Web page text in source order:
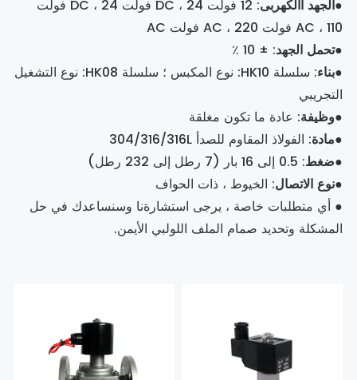
●الجهد االكهربى
: 12 فولت DC ، 24 فولت DC ، 24 فولت
AC ، 110 فولت AC ، 220 فولت AC
●تحمل الجهد: ± 10 ٪
●بناء
: سلسلة HK10: نوع المكبس ؛ سلسلة HK08: نوع التشغيل
التجريبي
●وظيفة: عادة ما تكون مغلقة
●مادة: الفولاذ المقاوم للصدأ 304/316/316L
●ضغط: 0.5 إلى 16 بار (7 رطل إلى 232 رطل)
●نوع الاتصال: الخيوط ، ذات الحواف
● أي متطلبات خاصة ، يرجى استشارةنا وسنساعدك في حل
المشكلة وتحديد صمام الملف اللولبي الأيمن.